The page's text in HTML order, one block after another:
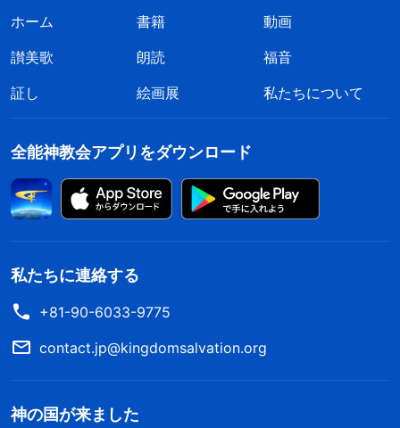
ホーム 書籍
動画
讃美歌
朗読
福音
証し
絵画展 私たちについて
全能神教会アプリをダウンロード
私たちに連絡する
+81-90-6033-9775
contact.jp@kingdomsalvation.org
神の国が来ました